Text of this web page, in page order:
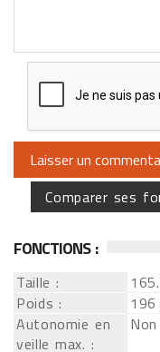
Comparer ses
FONCTIONS :
Taille :
Poids :
Autonomie en
veille max. :